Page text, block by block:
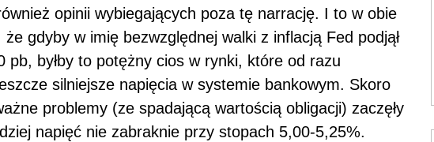
opinii wybiegających poza tę narrację. I to w obie
gdyby w imię bezwzględnej walki z inflacją Fed podjął
pb, byłby to potężny cios w rynki, które od razu
silniejsze napięcia w systemie bankowym. Skoro
problemy (ze spadającą wartością obligacji) zaczęły
napięć nie zabraknie przy stopach 5,00-5,25%.